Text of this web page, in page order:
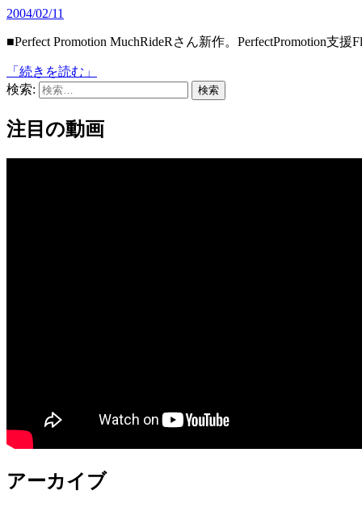
2004/02/11
■Perfect Promotion MuchRideRさん新作。PerfectPromotion支
「続きを読む」
検索:
注目の動画
アーカイブ